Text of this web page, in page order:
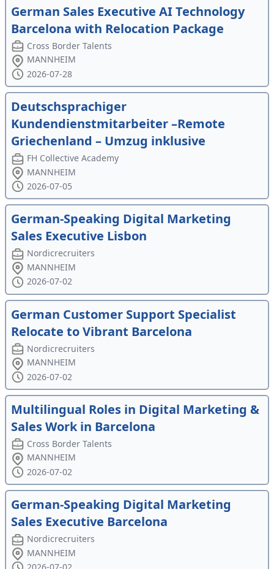
German Sales Executive AI Technology
Barcelona with Relocation Package
Cross Border Talents
MANNHEIM
2026-07-28
Deutschsprachiger
Kundendienstmitarbeiter –Remote
Griechenland – Umzug inklusive
FH Collective Academy
MANNHEIM
2026-07-05
German-Speaking Digital Marketing
Sales Executive Lisbon
Nordicrecruiters
MANNHEIM
2026-07-02
German Customer Support Specialist
Relocate to Vibrant Barcelona
Nordicrecruiters
MANNHEIM
2026-07-02
Multilingual Roles in Digital Marketing &
Sales Work in Barcelona
Cross Border Talents
MANNHEIM
2026-07-02
German-Speaking Digital Marketing
Sales Executive Barcelona
Nordicrecruiters
MANNHEIM